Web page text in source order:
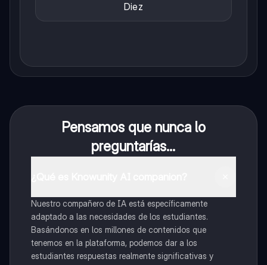
Diez
Pensamos que nunca lo
preguntarías...
Nuestro compañero de IA está específicamente
adaptado a las necesidades de los estudiantes.
Basándonos en los millones de contenidos que
tenemos en la plataforma, podemos dar a los
estudiantes respuestas realmente significativas y